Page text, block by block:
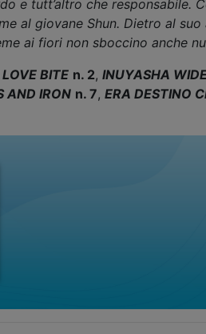
e tutt’altro che responsabile.
al giovane Shun. Dietro al
ai fiori non sboccino anche
BITE n. 2, INUYASHA
AND IRON n. 7, ERA DESTINO